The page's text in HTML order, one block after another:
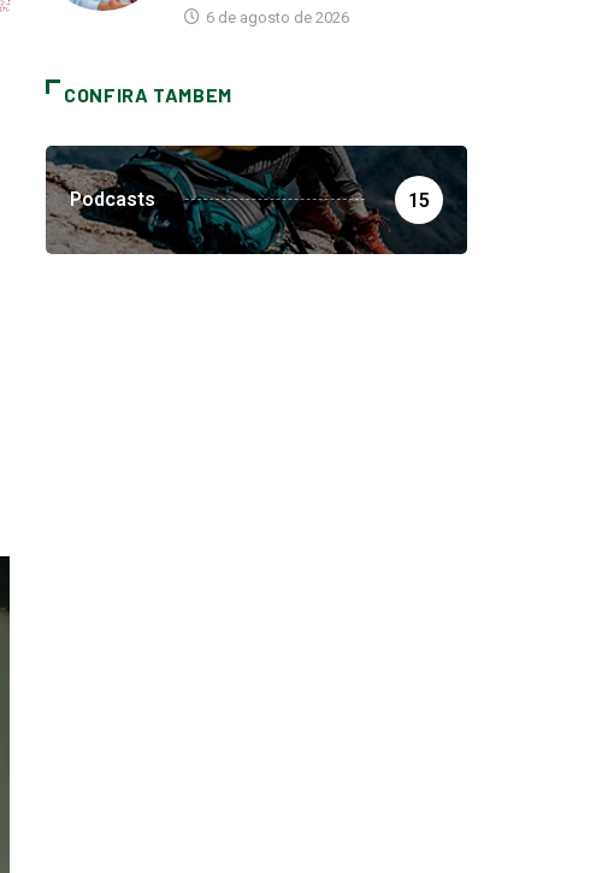
6 de agosto de 2026
CONFIRA TAMBEM
Podcasts 15